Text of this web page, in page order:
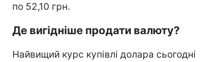
по 52,10 грн.
Де вигідніше продати валюту?
Найвищий курс купівлі долара сьогодні